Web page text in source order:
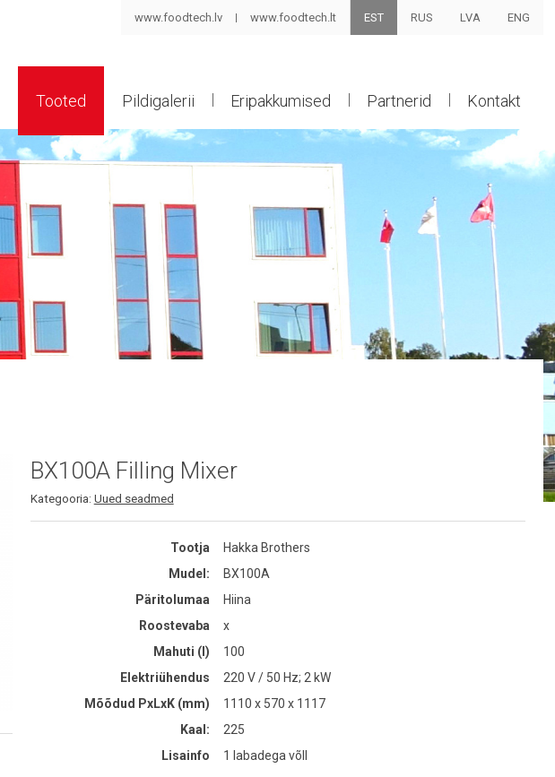
EST RUS LVA ENG
www.foodtech.lv www.foodtech.lt
Tooted Pildigalerii Eripakkumised Partnerid Kontakt
BX100A Filling Mixer
Kategooria: Uued seadmed
Tootja
Hakka Brothers
Mudel:
BX100A
Päritolumaa
Hiina
Roostevaba
x
Mahuti (l)
100
Elektriühendus
220 V / 50 Hz; 2 kW
Mõõdud PxLxK (mm)
1110 x 570 x 1117
Kaal:
225
Lisainfo
1 labadega võll